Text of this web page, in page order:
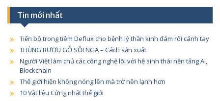
Tin mới nhất
Tiến bộ trong tiêm Deflux cho bệnh lý thần kinh đám rối cánh tay
THÙNG RƯỢU GỖ SỒI NGA – Cách sản xuất
Người Việt làm chủ các công nghệ lõi với hệ sinh thái nền tảng AI,
Blockchain
Thế giới hiện không nóng lên mà trở nên lạnh hơn
10 Vật liệu Cứng nhất thế giới